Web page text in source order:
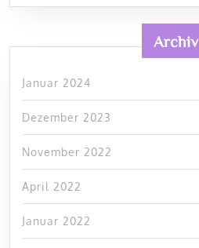
Archiv
Januar 2024
Dezember 2023
November 2022
April 2022
Januar 2022